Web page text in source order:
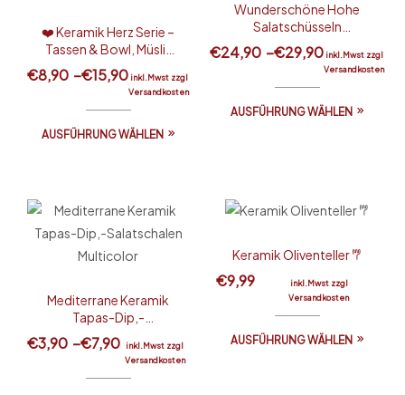
❤️ Keramik Herz Serie –
Tassen & Bowl, Müsli-
Schalen
€8,90 –€15,90 inkl.Mwst zzgl
Versandkosten
AUSFÜHRUNG WÄHLEN
Wunderschöne Hohe
Salatschüsseln
Multicolor
€24,90 –€29,90 inkl.Mwst zzgl
Versandkosten
AUSFÜHRUNG WÄHLEN
Mediterrane Keramik
Tapas-Dip,-
Salatschalen
Multicolor
€3,90 –€7,90
inkl.Mwst zzgl
Versandkosten
Keramik Oliventeller 𐂐
€9,99
inkl.Mwst zzgl
Versandkosten
AUSFÜHRUNG WÄHLEN